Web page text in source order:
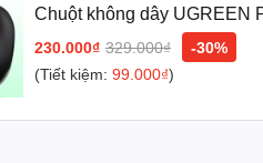
Chuột không dây UGREEN
230.000₫ 329.000₫
-30%
(Tiết kiệm: 99.000₫)